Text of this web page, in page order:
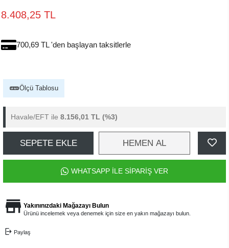
8.408,25 TL
700,69 TL 'den başlayan taksitlerle
Ölçü Tablosu
Havale/EFT ile 8.156,01 TL (%3)
SEPETE EKLE HEMEN AL
WHATSAPP İLE SİPARİŞ VER
Yakınınızdaki Mağazayı Bulun
Ürünü incelemek veya denemek için size en yakın mağazayı bulun.
Paylaş